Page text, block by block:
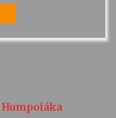
Humpoláka